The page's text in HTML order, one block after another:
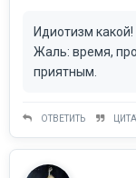
Идиотизм
Жаль: время,
приятным.
ОТВЕТИТЬ